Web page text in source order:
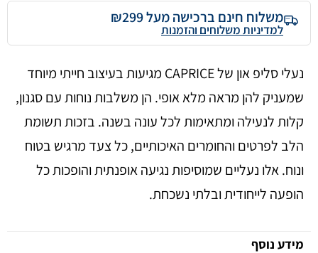
משלוח חינם ברכישה מעל ₪299
למדיניות משלוחים והזמנות
נעלי סליפ און של CAPRICE מגיעות בעיצוב חייתי מיוחד
שמעניק להן מראה מלא אופי. הן משלבות נוחות עם סגנון,
קלות לנעילה ומתאימות לכל עונה בשנה. בזכות תשומת
הלב לפרטים והחומרים האיכותיים, כל צעד מרגיש בטוח
ונוח. אלו נעליים שמוסיפות נגיעה אופנתית והופכות כל
הופעה לייחודית ובלתי נשכחת.
מידע נוסף